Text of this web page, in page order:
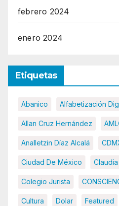
febrero 2024
enero 2024
Etiquetas
Abanico Alfabetización
Allan Cruz Hernández
Analletzin Díaz Alcalá
Ciudad De México
Colegio Jurista
Cultura Dolar Featured